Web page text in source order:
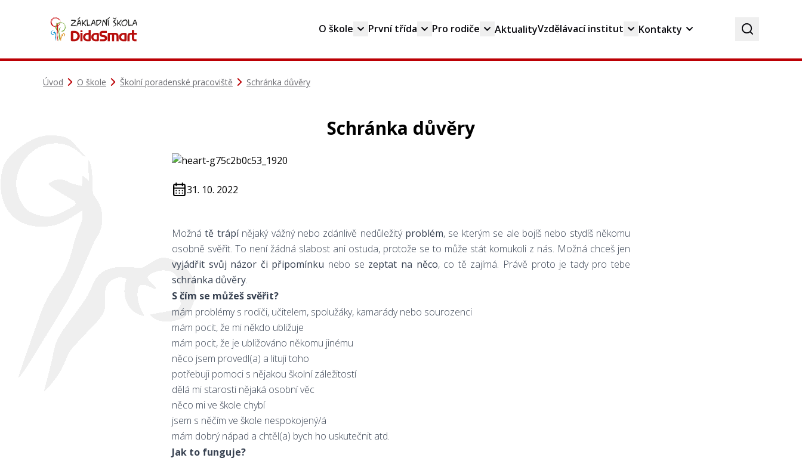
O škole První třída Pro rodiče AktualityVzdělávací institut Kontakty
Úvod O škole Školní poradenské pracoviště Schránka důvěry
Schránka důvěry
31. 10. 2022
Možnátě trápínějaký vážný nebo zdánlivě nedůležitý problém, se kterým se ale bojíš nebo stydíš někomu
osobně svěřit. To není žádná slabost ani ostuda, protože se to může stát komukoli z nás. Možná chceš jen
vyjádřit svůj názor či připomínku nebo se zeptat na něco, co tě zajímá. Právě proto je tady pro tebe
schránka důvěry.
S čím se můžeš svěřit?
mám problémy s rodiči, učitelem, spolužáky, kamarády nebo sourozenci
mám pocit, že mi někdo ubližuje
mám pocit, že je ubližováno někomu jinému
něco jsem provedl(a) a lituji toho
potřebuji pomoci s nějakou školní záležitostí
dělá mi starosti nějaká osobní věc
něco mi ve škole chybí
jsem s něčím ve škole nespokojený/á
mám dobrý nápad a chtěl(a) bych ho uskutečnit atd.
Jak to funguje?